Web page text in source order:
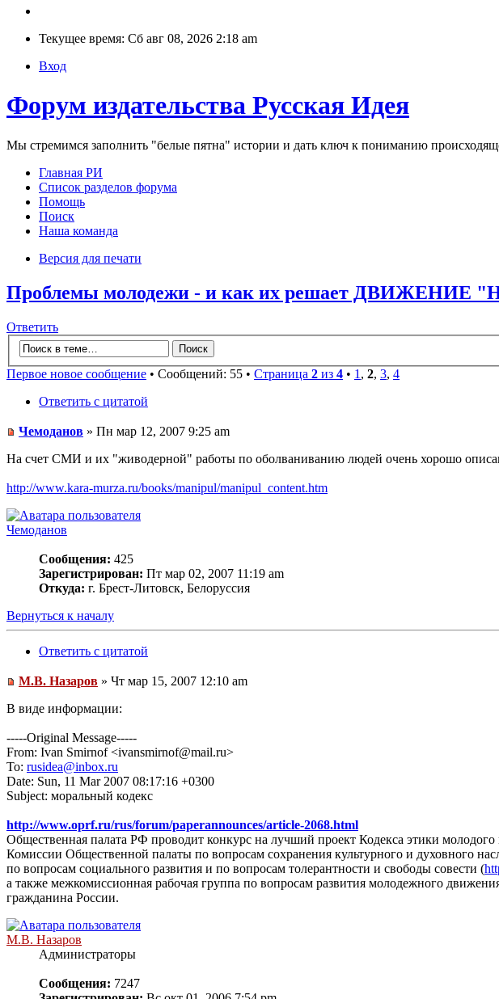
Текущее время: Сб авг 08, 2026 2:18 am
Вход
Форум издательства Русская Идея
Мы стремимся заполнить "белые пятна" истории и дать ключ к пониманию
Главная РИ
Список разделов форума
Помощь
Поиск
Наша команда
Версия для печати
Проблемы молодежи - и как их решает ДВИЖЕНИЕ
Ответить
Первое новое сообщение • Сообщений: 55 • Страница 2 из 4 • 1 , 2, 3, 4
Ответить с цитатой
Чемоданов » Пн мар 12, 2007 9:25 am
На счет СМИ и их "живодерной" работы по оболваниванию людей очень хорошо
http://www.kara-murza.ru/books/manipul/manipul_content.htm
Чемоданов
Сообщения: 425
Зарегистрирован: Пт мар 02, 2007 11:19 am
Откуда: г. Брест-Литовск, Белоруссия
Вернуться к началу
Ответить с цитатой
М.В. Назаров » Чт мар 15, 2007 12:10 am
В виде информации:
-----Original Message-----
From: Ivan Smirnof <ivansmirnof@mail.ru>
To: rusidea@inbox.ru
Date: Sun, 11 Mar 2007 08:17:16 +0300
Subject: моральный кодекс
http://www.oprf.ru/rus/forum/paperannounces/article-2068.html
Общественная палата РФ проводит конкурс на лучший проект Кодекса этики молодого
Комиссии Общественной палаты по вопросам сохранения культурного и духовного
по вопросам социального развития и по вопросам толерантности и свободы совести (
а также межкомиссионная рабочая группа по вопросам развития молодежного
гражданина России.
М.В. Назаров
Администраторы
Сообщения: 7247